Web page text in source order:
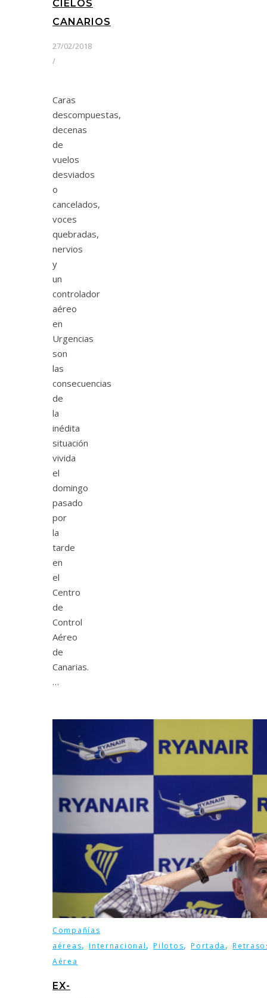
CIELOS
CANARIOS
27/02/2018
/
Caras
descompuestas,
decenas
de
vuelos
desviados
o
cancelados,
voces
quebradas,
nervios
y
un
controlador
aéreo
en
Urgencias
son
las
consecuencias
de
la
inédita
situación
vivida
el
domingo
pasado
por
la
tarde
en
el
Centro
de
Control
Aéreo
de
Canarias.
…
Compañías
aéreas,Internacional,Pilotos,Portada ,
Aérea
EX-